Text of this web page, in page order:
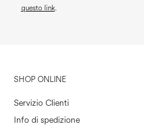
questo link.
SHOP ONLINE
Servizio Clienti
Info di spedizione